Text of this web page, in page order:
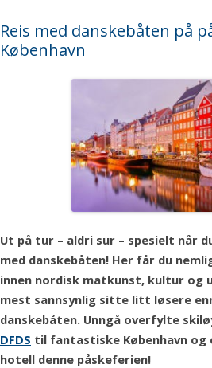
Reis med danskebåten på
København
Ut på tur – aldri sur – spesielt når
med danskebåten! Her får du
innen nordisk matkunst, kultur og
mest sannsynlig sitte litt løsere
danskebåten. Unngå overfylte
DFDS til fantastiske København
hotell denne påskeferien!